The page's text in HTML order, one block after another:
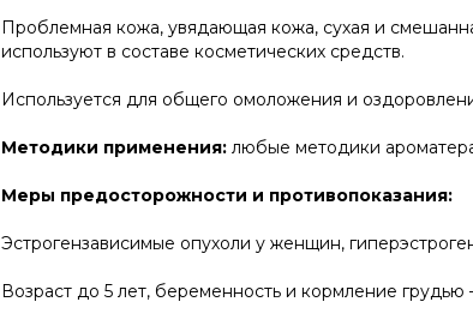
Проблемная кожа, увядающая кожа, сухая и
используют в составе косметических средств.
Используется для общего омоложения и
Методики применения:любые методики
Меры предосторожности и противопоказания:
Эстрогензависимые опухоли у женщин,
Возраст до 5 лет, беременность и кормление грудью